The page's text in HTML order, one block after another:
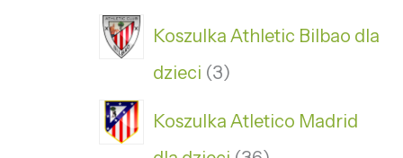
Koszulka Athletic Bilbao dla
dzieci 3
Koszulka Atletico Madrid